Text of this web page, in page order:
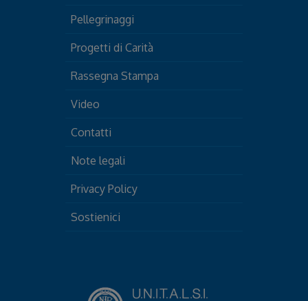
Pellegrinaggi
Progetti di Carità
Rassegna Stampa
Video
Contatti
Note legali
Privacy Policy
Sostienici